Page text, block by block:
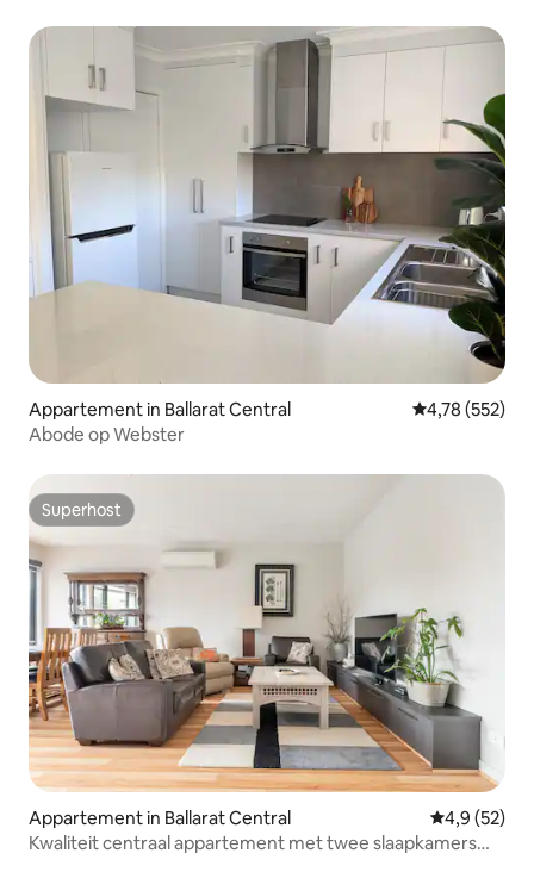
Appartement in Ballarat Central Gemiddelde
4,78 (552)
Abode op Webster
Superhost
Superhost
Appartement in Ballarat Central
4,9 (52)
Kwaliteit centraal appartement met twee slaapkamers